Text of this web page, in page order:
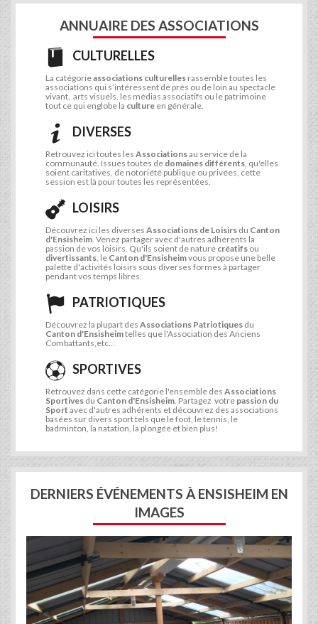
ANNUAIRE DES ASSOCIATIONS
CULTURELLES
La catégorieassociations culturelles rassemble toutes les
associations qui s’intéressent de près ou de loin au spectacle
vivant, arts visuels, les médias associatifs ou le patrimoine
tout ce qui englobe la culture en générale.
DIVERSES
Retrouvez ici toutes les Associationsau service de la
communauté. Issues toutes de domaines différents, qu'elles
soient caritatives, de notoriété publique ou privées, cette
session est là pour toutes les représentées.
LOISIRS
Découvrez ici les diverses Associations de Loisirs du Canton
d'Ensisheim. Venez partager avec d'autres adhérents la
passion de vos loisirs. Qu'ils soient de nature créatifs ou
divertissants, le Canton d'Ensisheimvous propose une belle
palette d'activités loisirs sous diverses formes à partager
pendant vos temps libres.
PATRIOTIQUES
Découvrez la plupart des Associations Patriotiques du
Canton d'Ensisheimtelles que l'Association des Anciens
Combattants,etc...
SPORTIVES
Retrouvez dans cette catégorie l'ensemble des Associations
Sportives du Canton d'Ensisheim. Partagez votre passion du
Sport avec d'autres adhérents et découvrez des associations
basées sur divers sport tels que le foot, le tennis, le
badminton, la natation, la plongée et bien plus!
DERNIERS ÉVÉNEMENTS À ENSISHEIM EN
IMAGES